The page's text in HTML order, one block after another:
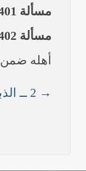
مسألة 401:
مسألة 402:
أهله
→ 2 ــ الذبح أو النحر في منى